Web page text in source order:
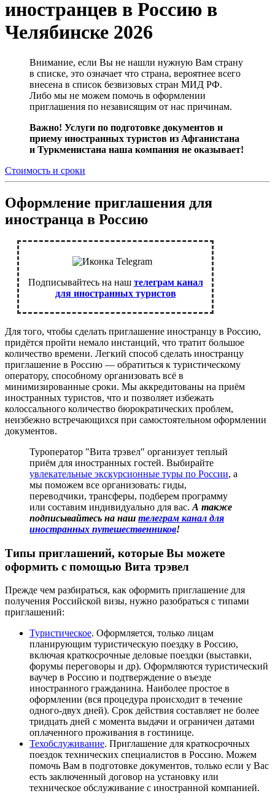
иностранцев в Россию в
Челябинске 2026
Внимание, если Вы не нашли нужную Вам страну
в списке, это означает что страна, вероятнее всего
внесена в список безвизовых стран МИД РФ.
Либо мы не можем помочь в оформлении
приглашения по независящим от нас причинам.
Важно! Услуги по подготовке документов и
приему иностранных туристов из Афганистана
и Туркменистана наша компания не оказывает!
Стоимость и сроки
Оформление приглашения для
иностранца в Россию
Подписывайтесь на наш телеграм канал
для иностранных туристов
Для того, чтобы сделать приглашение иностранцу в Россию,
придётся пройти немало инстанций, что тратит большое
количество времени. Легкий способ сделать иностранцу
приглашение в Россию — обратиться к туристическому
оператору, способному организовать всё в
минимизированные сроки. Мы аккредитованы на приём
иностранных туристов, что и позволяет избежать
колоссального количество бюрократических проблем,
неизбежно встречающихся при самостоятельном оформлении
документов.
Туроператор "Вита трэвел" организует теплый
приём для иностранных гостей. Выбирайте
увлекательные экскурсионные туры по России, а
мы поможем все организовать: гиды,
переводчики, трансферы, подберем программу
или составим индивидуально для вас. А также
подписывайтесь на наш телеграм канал для
иностранных путешественников!
Типы приглашений, которые Вы можете
оформить с помощью Вита трэвел
Прежде чем разбираться, как оформить приглашение для
получения Российской визы, нужно разобраться с типами
приглашений:
Туристическое. Оформляется, только лицам
планирующим туристическую поездку в Россию,
включая краткосрочные деловые поездки (выставки,
форумы переговоры и др). Оформляются туристический
ваучер в Россию и подтверждение о въезде
иностранного гражданина. Наиболее простое в
оформлении (вся процедура происходит в течение
одного-двух дней). Срок действия составляет не более
тридцать дней с момента выдачи и ограничен датами
оплаченного проживания в гостинице.
Техобслуживание. Приглашение для краткосрочных
поездок технических специалистов в Россию. Можем
помочь Вам в подготовке документов, только если у Вас
есть заключенный договор на установку или
техническое обслуживание с иностранной компанией.